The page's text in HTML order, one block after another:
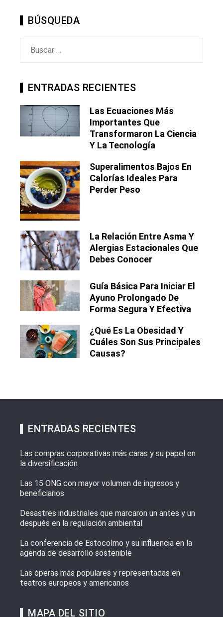
BÚSQUEDA
ENTRADAS RECIENTES
Las Ecuaciones Más
Importantes Que
Transformaron La Ciencia
Y La Tecnología
Superalimentos Bajos En
Calorías Ideales Para
Perder Peso
La Relación Entre Asma Y
Alergias Estacionales Que
Debes Conocer
Guía Básica Para Iniciar El
Ayuno Prolongado De
Forma Segura Y Efectiva
¿Qué Es La Obesidad Y
Cuáles Son Sus Principales
Causas?
ENTRADAS RECIENTES
Las compras corporativas más caras y su papel en
la diversificación
Las 15 ONG con mayor volumen de ingresos y
beneficiarios
Desastres industriales que marcaron un antes y un
después en la regulación ambiental
La conferencia de Estocolmo y su influencia en la
agenda de desarrollo sostenible
Las óperas más populares y representadas en
teatros europeos y americanos
MAPA DEL SITIO